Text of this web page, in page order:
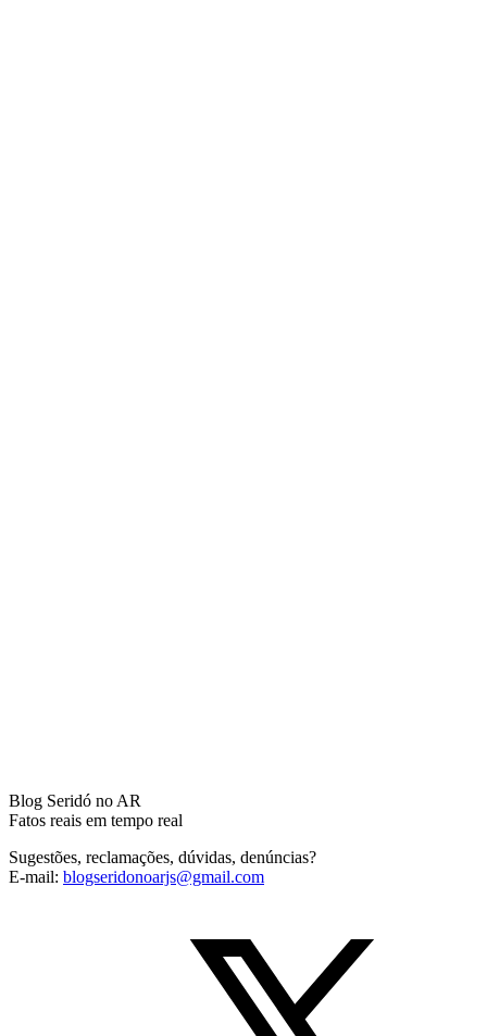
Blog Seridó no AR
Fatos reais em tempo real
Sugestões, reclamações, dúvidas, denúncias?
E-mail: blogseridonoarjs@gmail.com